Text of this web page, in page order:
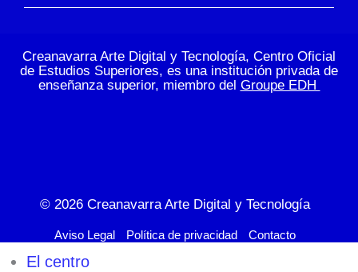
Creanavarra Arte Digital y Tecnología, Centro Oficial
de Estudios Superiores, es una institución privada de
enseñanza superior, miembro del Groupe EDH
© 2026 Creanavarra Arte Digital y Tecnología
Aviso Legal Política de privacidad Contacto
El centro